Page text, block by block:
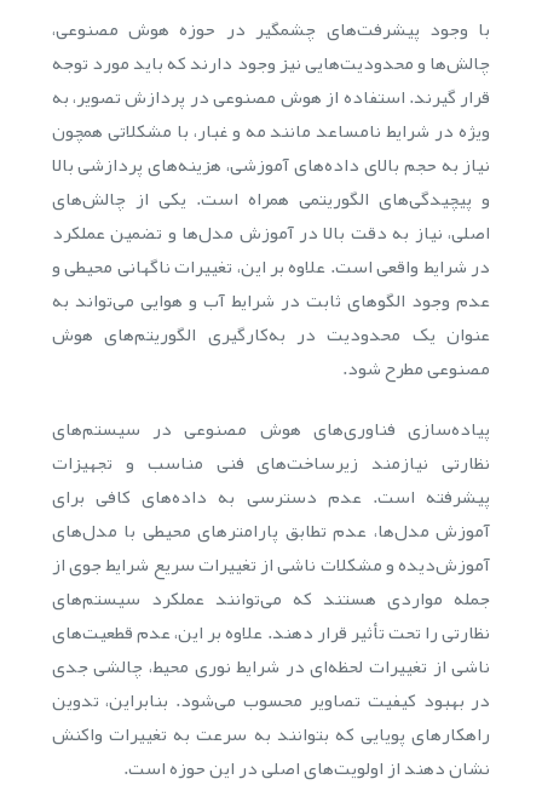
با وجود پیشرفت‌های چشمگیر در حوزه هوش مصنوعی،
چالش‌ها و محدودیت‌هایی نیز وجود دارند که باید مورد توجه
قرار گیرند. استفاده از هوش مصنوعی در پردازش تصویر، به
ویژه در شرایط نامساعد مانند مه و غبار، با مشکلاتی همچون
نیاز به حجم بالای داده‌های آموزشی، هزینه‌های پردازشی بالا
و پیچیدگی‌های الگوریتمی همراه است. یکی از چالش‌های
اصلی، نیاز به دقت بالا در آموزش مدل‌ها و تضمین عملکرد
در شرایط واقعی است. علاوه بر این، تغییرات ناگهانی محیطی و
عدم وجود الگوهای ثابت در شرایط آب و هوایی می‌تواند به
عنوان یک محدودیت در به‌کارگیری الگوریتم‌های هوش
مصنوعی مطرح شود.
پیاده‌سازی فناوری‌های هوش مصنوعی در سیستم‌های
نظارتی نیازمند زیرساخت‌های فنی مناسب و تجهیزات
پیشرفته است. عدم دسترسی به داده‌های کافی برای
آموزش مدل‌ها، عدم تطابق پارامترهای محیطی با مدل‌های
آموزش‌دیده و مشکلات ناشی از تغییرات سریع شرایط جوی از
جمله مواردی هستند که می‌توانند عملکرد سیستم‌های
نظارتی را تحت تأثیر قرار دهند. علاوه بر این، عدم قطعیت‌های
ناشی از تغییرات لحظه‌ای در شرایط نوری محیط، چالشی جدی
در بهبود کیفیت تصاویر محسوب می‌شود. بنابراین، تدوین
راهکارهای پویایی که بتوانند به سرعت به تغییرات واکنش
نشان دهند از اولویت‌های اصلی در این حوزه است.